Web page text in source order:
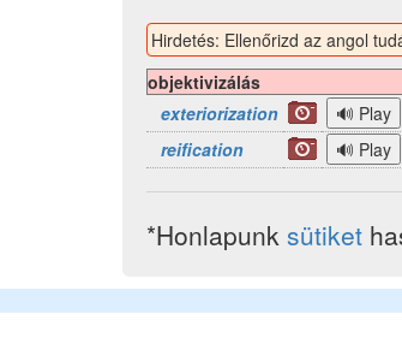
Hirdetés: Ellenőrizd az angol
objektivizálás
exteriorization
reification
*Honlapunk sütiket